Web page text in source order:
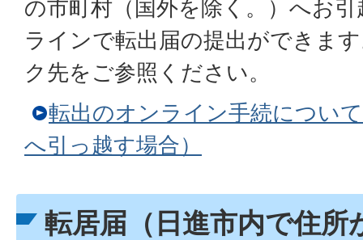
の市町村（国外を除く。）へお
ラインで転出届の提出ができま
ク先をご参照ください。
転出のオンライン手続につい
へ引っ越す場合）
転居届（日進市内で住所